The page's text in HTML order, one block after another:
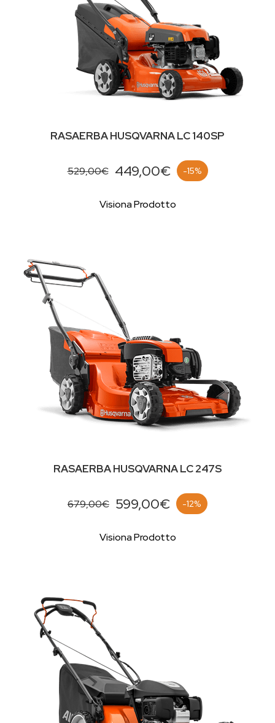
RASAERBA HUSQVARNA LC 140SP
529,00€ 449,00€ -15%
Visiona Prodotto
RASAERBA HUSQVARNA LC 247S
679,00€ 599,00€ -12%
Visiona Prodotto